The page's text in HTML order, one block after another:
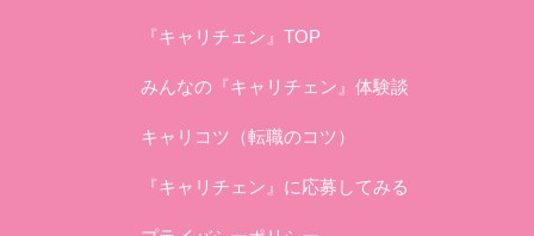
『キャリチェン』TOP
みんなの『キャリチェン』体験談
キャリコツ（転職のコツ）
『キャリチェン』に応募してみる